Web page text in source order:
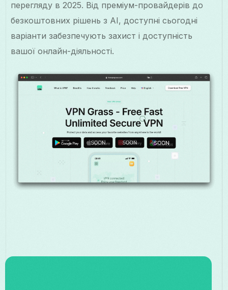
перегляду в 2025. Від преміум-провайдерів до
безкоштовних рішень з AI, доступні сьогодні
варіанти забезпечують захист і доступність
вашої онлайн-діяльності.